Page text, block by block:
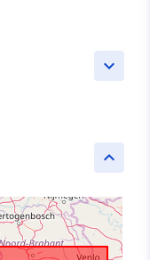
keyboard_arrow_down
keyboard_arrow_up